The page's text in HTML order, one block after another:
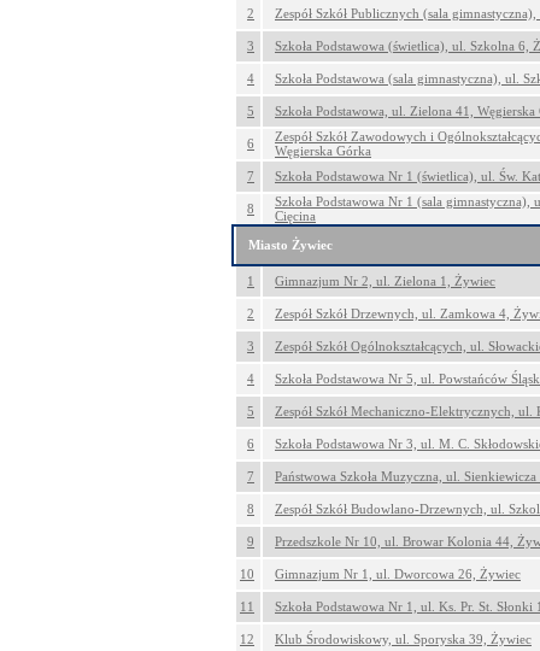
2 Zespół Szkół Publicznych (sala
3 Szkoła Podstawowa (świetlica), ul. Szkolna 6,
4 Szkoła Podstawowa (sala gimnastyczna), ul.
5 Szkoła Podstawowa, ul. Zielona 41, Węgierska
6
Zespół Szkół Zawodowych i
Węgierska Górka
7
Szkoła Podstawowa Nr 1 (świetlica), ul. Św.
8
Szkoła Podstawowa Nr 1 (sala gimnastyczna),
Cięcina
Miasto Żywiec
1 Gimnazjum Nr 2, ul. Zielona 1, Żywiec
2 Zespół Szkół Drzewnych, ul. Zamkowa 4,
3 Zespół Szkół Ogólnokształcących, ul.
4 Szkoła Podstawowa Nr 5, ul. Powstańców
5 Zespół Szkół Mechaniczno-Elektrycznych,
6 Szkoła Podstawowa Nr 3, ul. M. C.
7 Państwowa Szkoła Muzyczna, ul.
8 Zespół Szkół Budowlano-Drzewnych, ul.
9 Przedszkole Nr 10, ul. Browar Kolonia 44,
10 Gimnazjum Nr 1, ul. Dworcowa 26, Żywiec
11 Szkoła Podstawowa Nr 1, ul. Ks. Pr. St. Słonki
12 Klub Środowiskowy, ul. Sporyska 39, Żywiec